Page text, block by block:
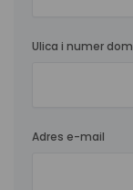
Ulica i numer
Adres e-mail